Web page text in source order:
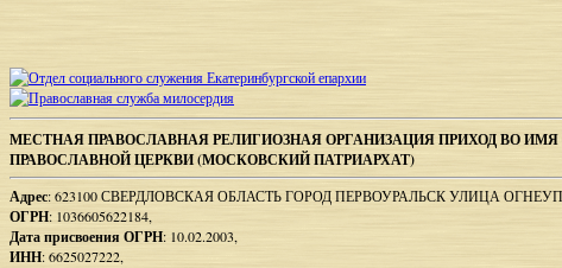
Sidebar
Footer
Content
МЕСТНАЯ ПРАВОСЛАВНАЯ РЕЛИГИОЗНАЯ ОРГАНИЗАЦИЯ ПРИХОД ВО
ПРАВОСЛАВНОЙ ЦЕРКВИ (МОСКОВСКИЙ ПАТРИАРХАТ)
Адрес: 623100 СВЕРДЛОВСКАЯ ОБЛАСТЬ ГОРОД ПЕРВОУРАЛЬСК УЛИЦА
ОГРН: 1036605622184,
Дата присвоения ОГРН: 10.02.2003,
ИНН: 6625027222,